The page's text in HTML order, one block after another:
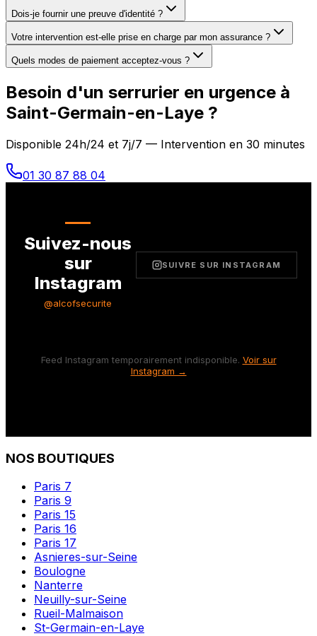
Dois-je fournir une preuve d'identité ?
Votre intervention est-elle prise en charge par mon assurance ?
Quels modes de paiement acceptez-vous ?
Besoin d'un serrurier en urgence à
Saint-Germain-en-Laye ?
Disponible 24h/24 et 7j/7 — Intervention en 30 minutes
01 30 87 88 04
Suivez-nous
sur
Instagram
@alcofsecurite
SUIVRE SUR INSTAGRAM
Feed Instagram temporairement indisponible. Voir sur
Instagram →
NOS BOUTIQUES
Paris 7
Paris 9
Paris 15
Paris 16
Paris 17
Asnieres-sur-Seine
Boulogne
Nanterre
Neuilly-sur-Seine
Rueil-Malmaison
St-Germain-en-Laye